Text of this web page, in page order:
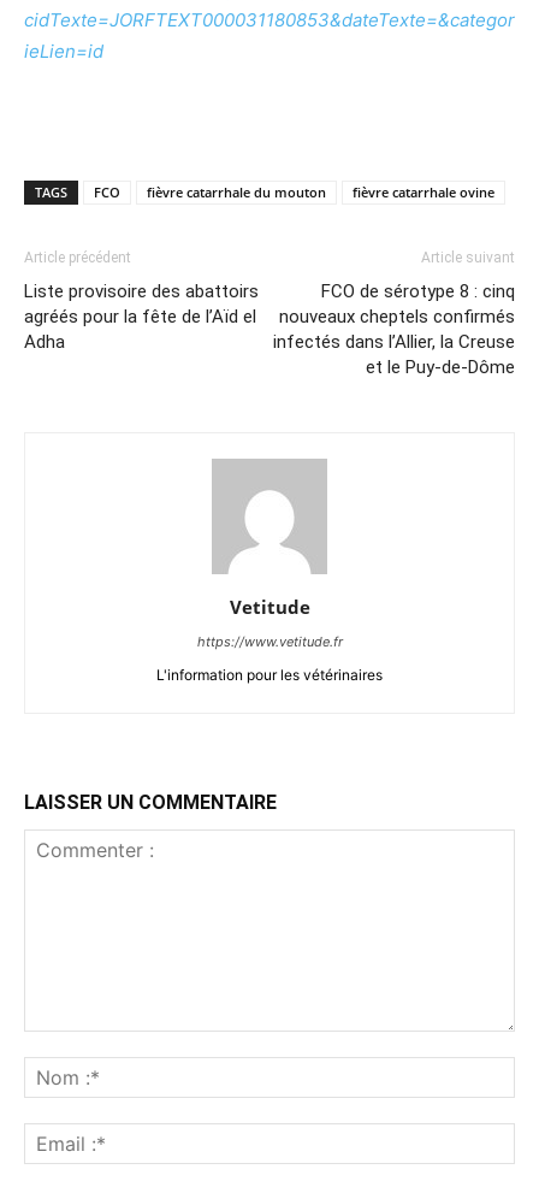
cidTexte=JORFTEXT000031180853&dateTexte=&categor
ieLien=id
TAGS FCO fièvre catarrhale du mouton fièvre catarrhale ovine
Article précédent
Liste provisoire des abattoirs
agréés pour la fête de l’Aïd el
Adha
Article suivant
FCO de sérotype 8 : cinq
nouveaux cheptels confirmés
infectés dans l’Allier, la Creuse
et le Puy-de-Dôme
Vetitude
https://www.vetitude.fr
L'information pour les vétérinaires
LAISSER UN COMMENTAIRE